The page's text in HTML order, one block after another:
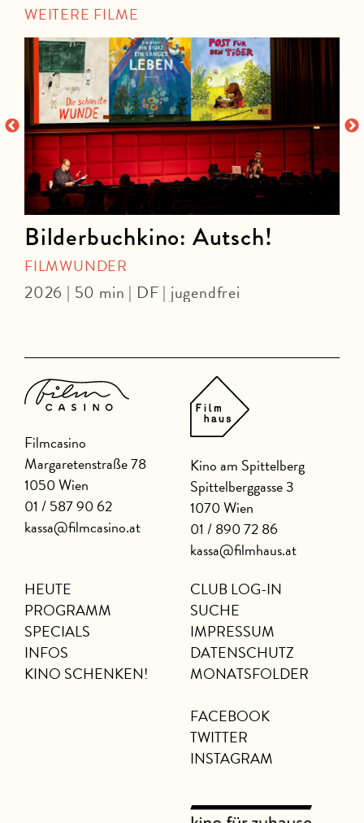
WEITERE FILME
Bilderbuchkino: Autsch!
FILMWUNDER
2026 | 50 min | DF | jugendfrei
Filmcasino
Margaretenstraße 78
1050 Wien
01 / 587 90 62
kassa@filmcasino.at
Kino am Spittelberg
Spittelberggasse 3
1070 Wien
01 / 890 72 86
kassa@filmhaus.at
HEUTE
PROGRAMM
SPECIALS
INFOS
KINO SCHENKEN!
CLUB LOG-IN
SUCHE
IMPRESSUM
DATENSCHUTZ
MONATSFOLDER
FACEBOOK
TWITTER
INSTAGRAM